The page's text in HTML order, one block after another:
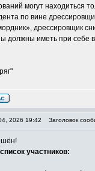
могут находиться
по вине
дрессировщик
должны иметь при себе
2026 19:42 Заголовок
участников: